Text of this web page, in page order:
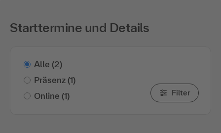
Starttermine und Details
Alle (2)
Präsenz (1)
Online (1) Filter